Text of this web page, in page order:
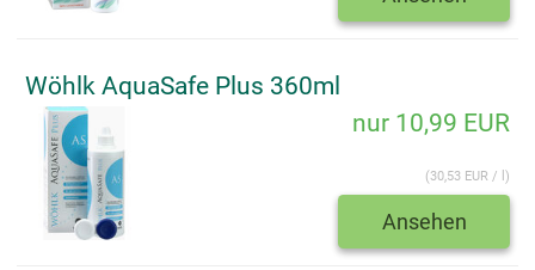
Wöhlk AquaSafe Plus 360ml
nur 10,99 EUR
(30,53 EUR / l)
Ansehen